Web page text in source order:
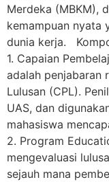
Merdeka (MBKM),
kemampuan nyata
dunia kerja.
1. Capaian
adalah penjabaran
Lulusan (CPL).
UAS, dan
mahasiswa
2. Program
mengevaluasi
sejauh mana